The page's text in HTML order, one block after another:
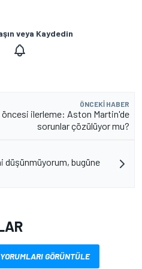
veya Kaydedin
ÖNCEKI HABER
öncesi ilerleme: Aston Martin'de
sorunlar çözülüyor mu?
düşünmüyorum, bugüne
GÖRÜNTÜLE